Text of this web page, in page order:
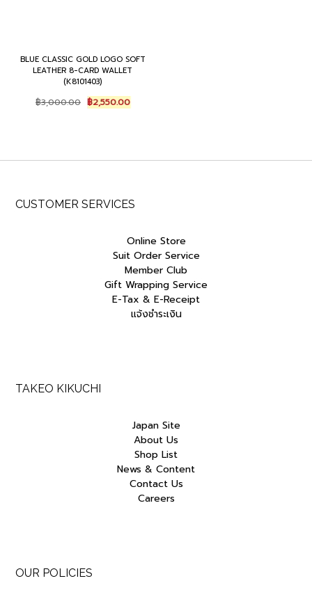
BLUE CLASSIC GOLD LOGO SOFT
LEATHER 8-CARD WALLET
(K8101403)
฿3,000.00 Original
price
฿2,550.00Current
price
CUSTOMER SERVICES
Online Store
Suit Order Service
Member Club
Gift Wrapping Service
E-Tax & E-Receipt
แจ้งชำระเงิน
TAKEO KIKUCHI
Japan Site
About Us
Shop List
News & Content
Contact Us
Careers
OUR POLICIES